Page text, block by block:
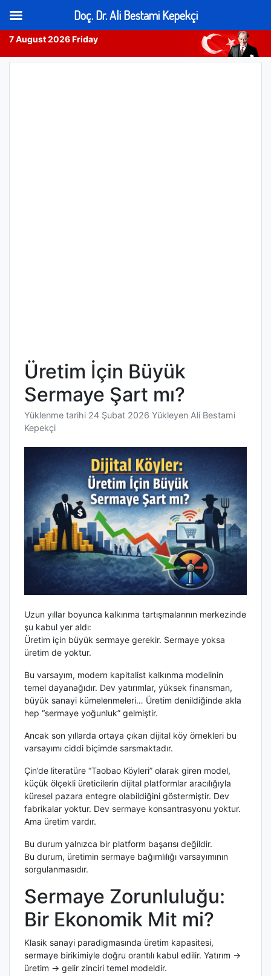
7 August 2026 Friday
Skip
Üretim İçin Büyük
Sermaye Şart mı?
Yüklenme tarihi 24 Şubat 2026 Yükleyen Ali Bestami
Kepekçi
Uzun yıllar boyunca kalkınma tartışmalarının merkezinde
şu kabul yer aldı:
Üretim için büyük sermaye gerekir. Sermaye yoksa
üretim de yoktur.
Bu varsayım, modern kapitalist kalkınma modelinin
temel dayanağıdır. Dev yatırımlar, yüksek finansman,
büyük sanayi kümelenmeleri… Üretim denildiğinde akla
hep “sermaye yoğunluk” gelmiştir.
Ancak son yıllarda ortaya çıkan dijital köy örnekleri bu
varsayımı ciddi biçimde sarsmaktadır.
Çin’de literatüre “Taobao Köyleri” olarak giren model,
küçük ölçekli üreticilerin dijital platformlar aracılığıyla
küresel pazara entegre olabildiğini göstermiştir. Dev
fabrikalar yoktur. Dev sermaye konsantrasyonu yoktur.
Ama üretim vardır.
Bu durum yalnızca bir platform başarısı değildir.
Bu durum, üretimin sermaye bağımlılığı varsayımının
sorgulanmasıdır.
Sermaye Zorunluluğu:
Bir Ekonomik Mit mi?
Klasik sanayi paradigmasında üretim kapasitesi,
sermaye birikimiyle doğru orantılı kabul edilir. Yatırım →
üretim → gelir zinciri temel modeldir.
Doç. Dr. Ali Bestami Kepekçi